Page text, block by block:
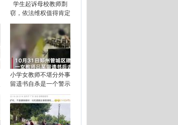
学生起诉母校教师剽
窃，依法维权值得肯定
小学女教师不堪分外事
留遗书自杀是一个警示